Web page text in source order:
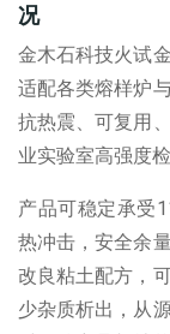
况
金木石科技火试
适配各类熔样炉
抗热震、可复用
业实验室高强度检
产品可稳定承受
热冲击，安全余
改良粘土配方，
少杂质析出，从